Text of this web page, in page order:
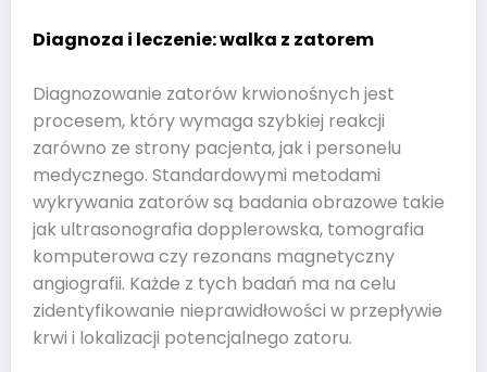
Diagnoza i leczenie: walka z zatorem
Diagnozowanie zatorów krwionośnych jest
procesem, który wymaga szybkiej reakcji
zarówno ze strony pacjenta, jak i personelu
medycznego. Standardowymi metodami
wykrywania zatorów są badania obrazowe takie
jak ultrasonografia dopplerowska, tomografia
komputerowa czy rezonans magnetyczny
angiografii. Każde z tych badań ma na celu
zidentyfikowanie nieprawidłowości w przepływie
krwi i lokalizacji potencjalnego zatoru.